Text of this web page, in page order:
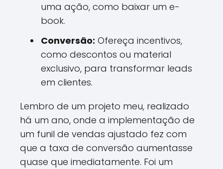
uma ação, como baixar um e-
book.
Conversão: Ofereça incentivos,
como descontos ou material
exclusivo, para transformar leads
em clientes.
Lembro de um projeto meu, realizado
há um ano, onde a implementação de
um funil de vendas ajustado fez com
que a taxa de conversão aumentasse
quase que imediatamente. Foi um